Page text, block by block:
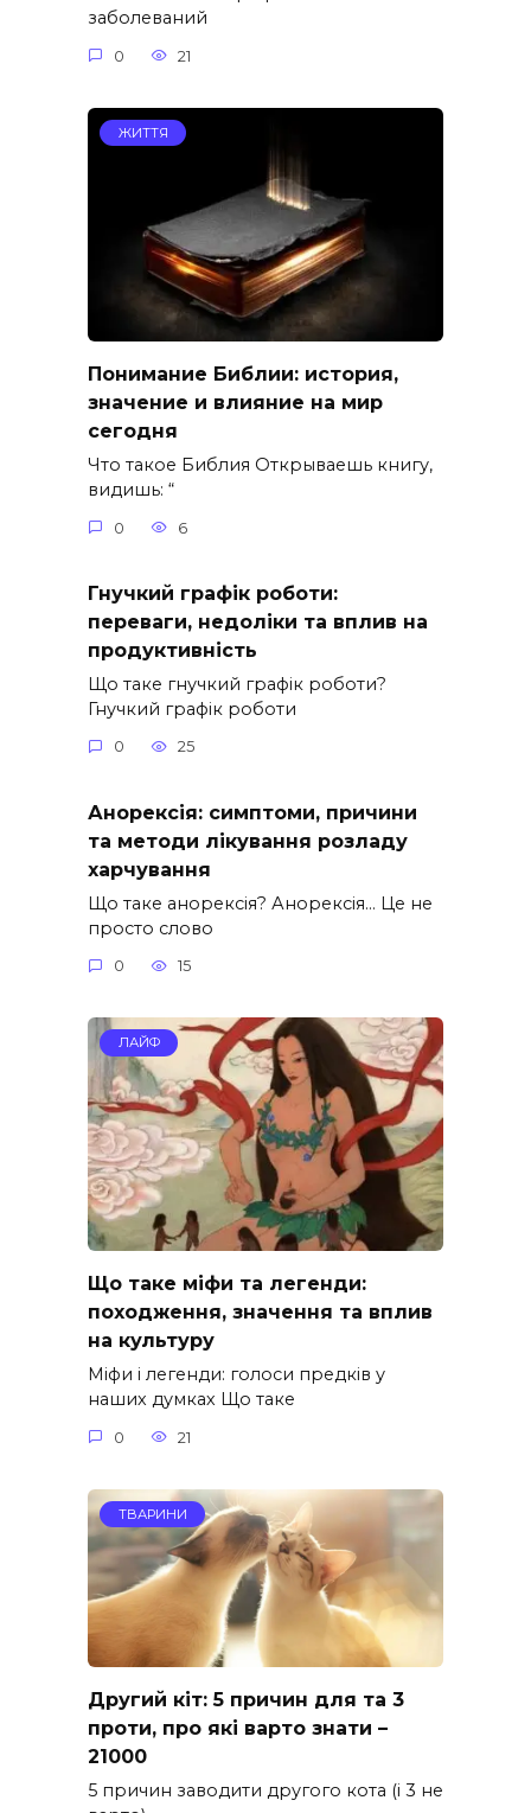
заболеваний
0 21
ЖИТТЯ
Понимание Библии: история,
значение и влияние на мир
сегодня
Что такое Библия Открываешь книгу,
видишь: “
0 6
Гнучкий графік роботи:
переваги, недоліки та вплив на
продуктивність
Що таке гнучкий графік роботи?
Гнучкий графік роботи
0 25
Анорексія: симптоми, причини
та методи лікування розладу
харчування
Що таке анорексія? Анорексія… Це не
просто слово
0 15
ЛАЙФ
Що таке міфи та легенди:
походження, значення та вплив
на культуру
Міфи і легенди: голоси предків у
наших думках Що таке
0 21
ТВАРИНИ
Другий кіт: 5 причин для та 3
проти, про які варто знати –
21000
5 причин заводити другого кота (і 3 не